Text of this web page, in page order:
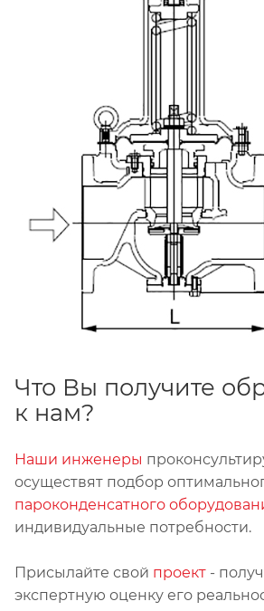
Что Вы получите
к нам?
Наши инженеры
осуществят подбор
пароконденсатного
индивидуальные потребности.
Присылайте свой проект -
экспертную оценку его